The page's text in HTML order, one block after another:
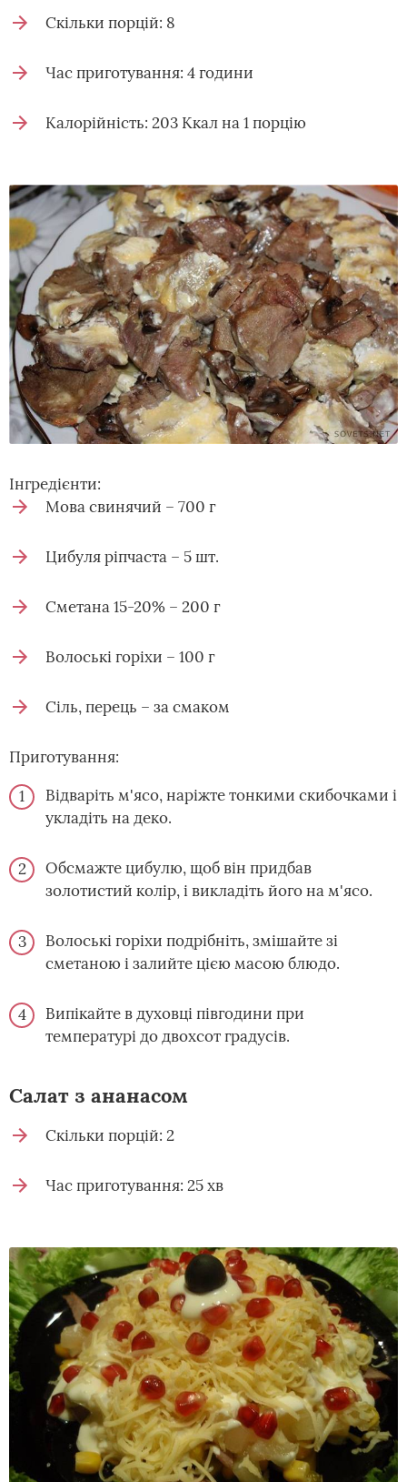
Скільки порцій: 8
Час приготування: 4 години
Калорійність: 203 Ккал на 1 порцію
Інгредієнти:
Мова свинячий – 700 г
Цибуля ріпчаста – 5 шт.
Сметана 15-20% – 200 г
Волоські горіхи – 100 г
Сіль, перець – за смаком
Приготування:
Відваріть м'ясо, наріжте тонкими скибочками і
укладіть на деко.
Обсмажте цибулю, щоб він придбав
золотистий колір, і викладіть його на м'ясо.
Волоські горіхи подрібніть, змішайте зі
сметаною і залийте цією масою блюдо.
Випікайте в духовці півгодини при
температурі до двохсот градусів.
Салат з ананасом
Скільки порцій: 2
Час приготування: 25 хв